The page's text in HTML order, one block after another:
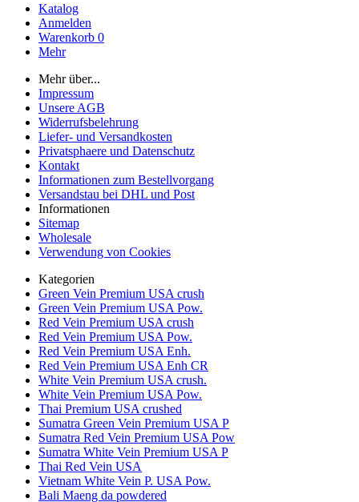
Katalog
Anmelden
Warenkorb 0
Mehr
Mehr über...
Impressum
Unsere AGB
Widerrufsbelehrung
Liefer- und Versandkosten
Privatsphaere und Datenschutz
Kontakt
Informationen zum Bestellvorgang
Versandstau bei DHL und Post
Informationen
Sitemap
Wholesale
Verwendung von Cookies
Kategorien
Green Vein Premium USA crush
Green Vein Premium USA Pow.
Red Vein Premium USA crush
Red Vein Premium USA Pow.
Red Vein Premium USA Enh.
Red Vein Premium USA Enh CR
White Vein Premium USA crush.
White Vein Premium USA Pow.
Thai Premium USA crushed
Sumatra Green Vein Premium USA P
Sumatra Red Vein Premium USA Pow
Sumatra White Vein Premium USA P
Thai Red Vein USA
Vietnam White Vein P. USA Pow.
Bali Maeng da powdered